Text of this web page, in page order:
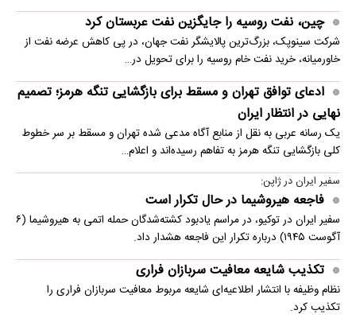
چین، نفت روسیه را جایگزین نفت عربستان کرد
شرکت سینوپک، بزرگ‌ترین پالایشگر نفت جهان، در پی کاهش عرضه نفت از
خاورمیانه، خرید نفت خام روسیه را برای تحویل در…
ادعای توافق تهران و مسقط برای بازگشایی تنگه هرمز؛ تصمیم
نهایی در انتظار ایران
یک رسانه عربی به نقل از منابع آگاه مدعی شده تهران و مسقط بر سر خطوط
کلی بازگشایی تنگه هرمز به تفاهم رسیده‌اند و اعلام…
سفیر ایران در ژاپن:
فاجعه هیروشیما در حال تکرار است
سفیر ایران در توکیو، در مراسم یادبود کشته‌شدگان حمله اتمی به هیروشیما (۶
آگوست ۱۹۴۵) درباره تکرار این فاجعه هشدار داد.
تکذیب شایعه معافیت سربازان فراری
نظام وظیفه با انتشار اطلاعیه‌ای شایعه مربوط معافیت سربازان فراری را
تکذیب کرد.